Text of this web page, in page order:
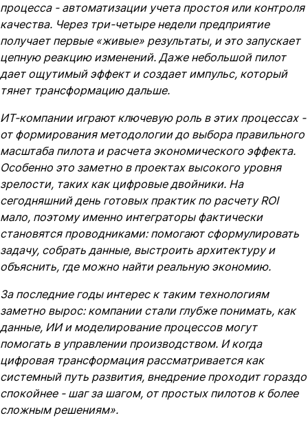
процесса - автоматизации учета простоя или контроля
качества. Через три-четыре недели предприятие
получает первые «живые» результаты, и это запускает
цепную реакцию изменений. Даже небольшой пилот
дает ощутимый эффект и создает импульс, который
тянет трансформацию дальше.
ИТ-компании играют ключевую роль в этих процессах -
от формирования методологии до выбора правильного
масштаба пилота и расчета экономического эффекта.
Особенно это заметно в проектах высокого уровня
зрелости, таких как цифровые двойники. На
сегодняшний день готовых практик по расчету ROI
мало, поэтому именно интеграторы фактически
становятся проводниками: помогают сформулировать
задачу, собрать данные, выстроить архитектуру и
объяснить, где можно найти реальную экономию.
За последние годы интерес к таким технологиям
заметно вырос: компании стали глубже понимать, как
данные, ИИ и моделирование процессов могут
помогать в управлении производством. И когда
цифровая трансформация рассматривается как
системный путь развития, внедрение проходит гораздо
спокойнее - шаг за шагом, от простых пилотов к более
сложным решениям».